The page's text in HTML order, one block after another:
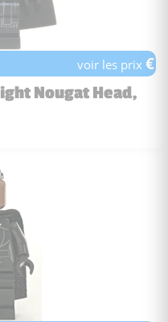
voir les prix€
Nougat Head,